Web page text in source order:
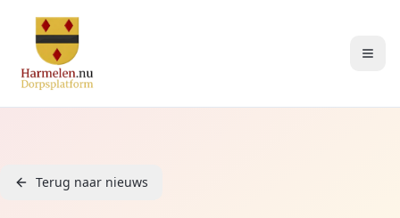
Terug naar nieuws